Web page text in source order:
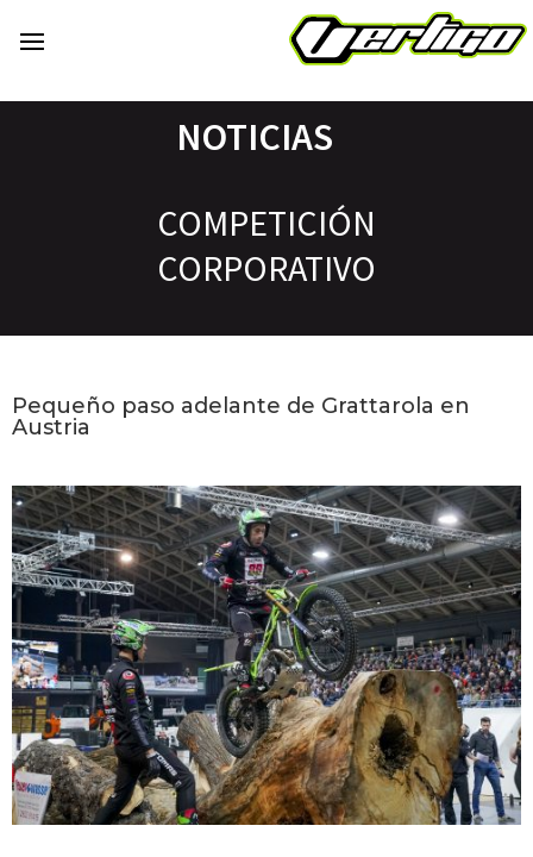
NOTICIAS
COMPETICIÓN
CORPORATIVO
Pequeño paso adelante de Grattarola en
Austria